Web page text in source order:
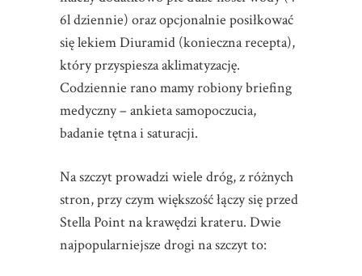
6l dziennie) oraz opcjonalnie posiłkować
się lekiem Diuramid (konieczna recepta),
który przyspiesza aklimatyzację.
Codziennie rano mamy robiony briefing
medyczny – ankieta samopoczucia,
badanie tętna i saturacji.
Na szczyt prowadzi wiele dróg, z różnych
stron, przy czym większość łączy się przed
Stella Point na krawędzi krateru. Dwie
najpopularniejsze drogi na szczyt to: